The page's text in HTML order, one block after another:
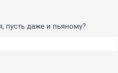
пусть даже и пьяному?